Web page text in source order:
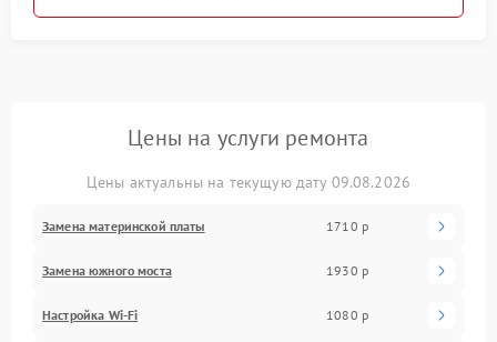
Цены на услуги ремонта
Цены актуальны на текущую дату 09.08.2026
Замена материнской платы 1710 р
Замена южного моста 1930 р
Настройка Wi-Fi 1080 р